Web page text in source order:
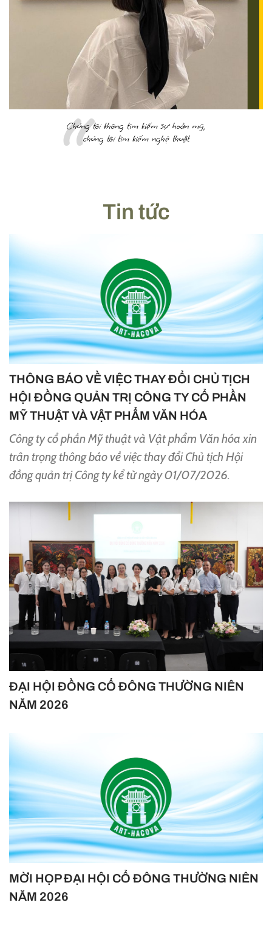
Chúng tôi không tìm kiếm sự hoàn mỹ,
chúng tôi tìm kiếm nghệ thuật
Tin tức
THÔNG BÁO VỀ VIỆC THAY ĐỔI CHỦ TỊCH
HỘI ĐỒNG QUẢN TRỊ CÔNG TY CỔ PHẦN
MỸ THUẬT VÀ VẬT PHẨM VĂN HÓA
Công ty cổ phần Mỹ thuật và Vật phẩm Văn hóa xin
trân trọng thông báo về việc thay đổi Chủ tịch Hội
đồng quản trị Công ty kể từ ngày 01/07/2026.
ĐẠI HỘI ĐỒNG CỔ ĐÔNG THƯỜNG NIÊN
NĂM 2026
MỜI HỌP ĐẠI HỘI CỔ ĐÔNG THƯỜNG NIÊN
NĂM 2026